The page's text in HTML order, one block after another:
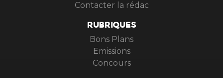
Contacter la rédac
RUBRIQUES
Bons Plans
Emissions
Concours